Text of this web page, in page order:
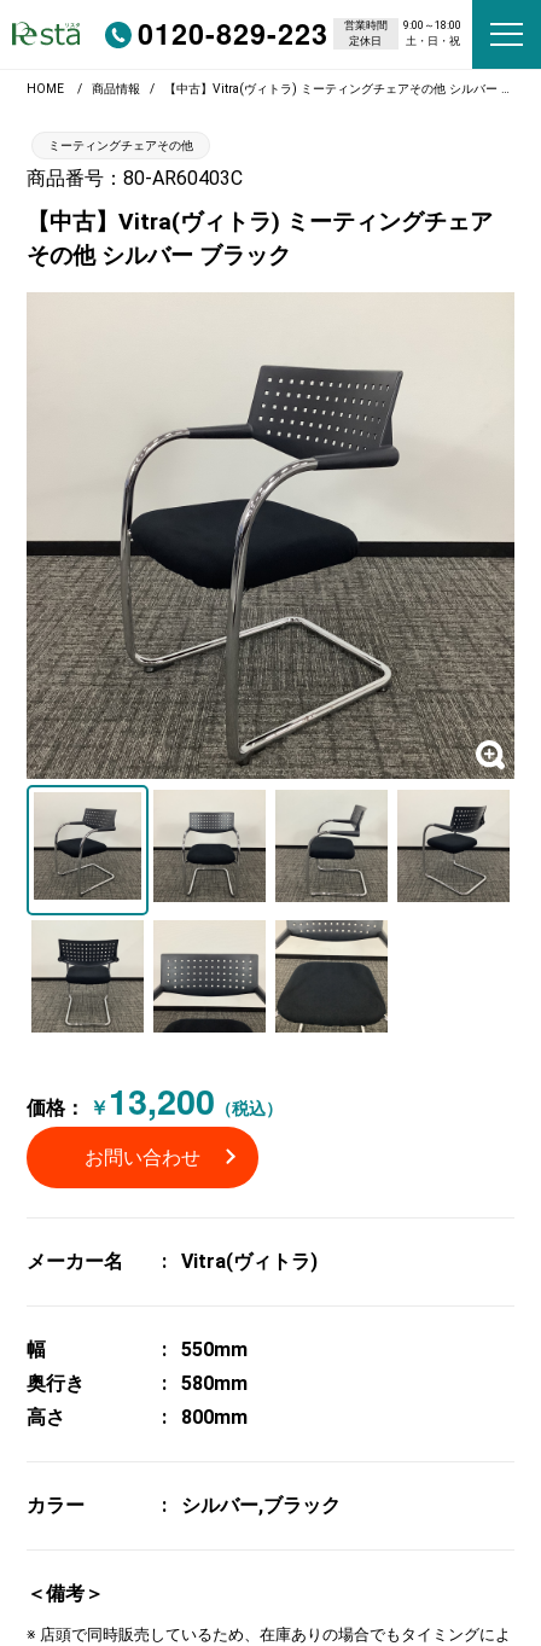
0120-829-223 営業時間
9:00～18:00
定休日
土・日・祝
HOME 商品情報 【中古】Vitra(ヴィトラ) ミーティングチェアその他 シルバー ブラック
ミーティングチェアその他
商品番号：80-AR60403C
【中古】Vitra(ヴィトラ) ミーティングチェア
その他 シルバー ブラック
価格： ￥ 13,200 （税込）
お問い合わせ
メーカー名 Vitra(ヴィトラ)
幅
550mm
奥行き
580mm
高さ
800mm
カラー シルバー,ブラック
＜備考＞
※ 店頭で同時販売しているため、在庫ありの場合でもタイミングによ